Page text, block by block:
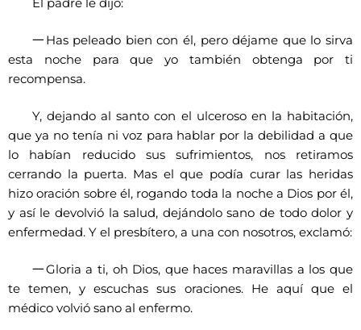
El padre le dijo:
一 Has peleado bien con él, pero déjame que lo sirva
esta noche para que yo también obtenga por ti
recompensa.
Y, dejando al santo con el ulceroso en la habitación,
que ya no tenía ni voz para hablar por la debilidad a que
lo habían reducido sus sufrimientos, nos retiramos
cerrando la puerta. Mas el que podía curar las heridas
hizo oración sobre él, rogando toda la noche a Dios por él,
y así le devolvió la salud, dejándolo sano de todo dolor y
enfermedad. Y el presbítero, a una con nosotros, exclamó:
一Gloria a ti, oh Dios, que haces maravillas a los que
te temen, y escuchas sus oraciones. He aquí que el
médico volvió sano al enfermo.